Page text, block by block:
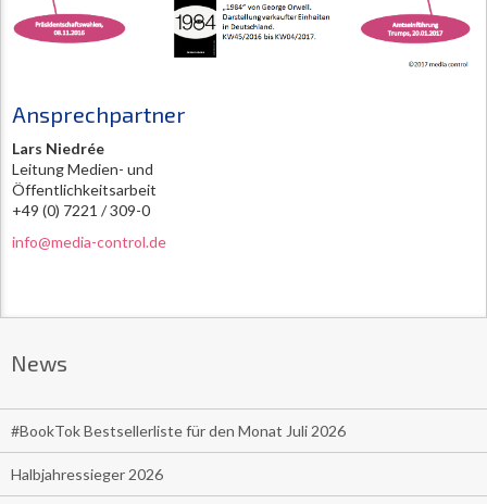
Ansprechpartner
Lars Niedrée
Leitung Medien- und
Öffentlichkeitsarbeit
+49 (0) 7221 / 309-0
info@media-control.de
News
#BookTok Bestsellerliste für den Monat Juli 2026
Halbjahressieger 2026